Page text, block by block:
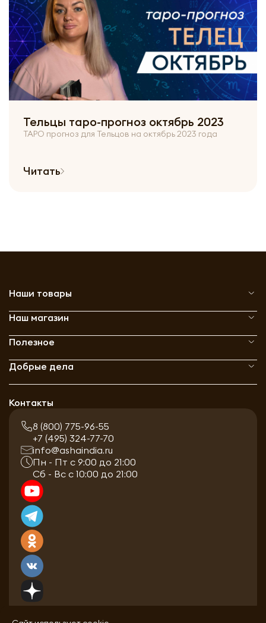
Тельцы таро-прогноз октябрь 2023
ТАРО прогноз для Тельцов на октябрь 2023 года
Читать
Наши товары
Наш магазин
Полезное
Добрые дела
Контакты
8 (800) 775-96-55
+7 (495) 324-77-70
info@ashaindia.ru
Пн - Пт с 9:00 до 21:00
Сб - Вс с 10:00 до 21:00